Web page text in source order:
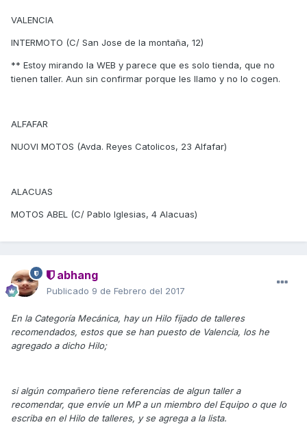
VALENCIA
INTERMOTO (C/ San Jose de la montaña, 12)
** Estoy mirando la WEB y parece que es solo tienda, que no
tienen taller. Aun sin confirmar porque les llamo y no lo cogen.
ALFAFAR
NUOVI MOTOS (Avda. Reyes Catolicos, 23 Alfafar)
ALACUAS
MOTOS ABEL (C/ Pablo Iglesias, 4 Alacuas)
abhang
Publicado 9 de Febrero del 2017
En la Categoría Mecánica, hay un Hilo fijado de talleres
recomendados, estos que se han puesto de Valencia, los he
agregado a dicho Hilo;
si algún compañero tiene referencias de algun taller a
recomendar, que envíe un MP a un miembro del Equipo o que lo
escriba en el Hilo de talleres, y se agrega a la lista.